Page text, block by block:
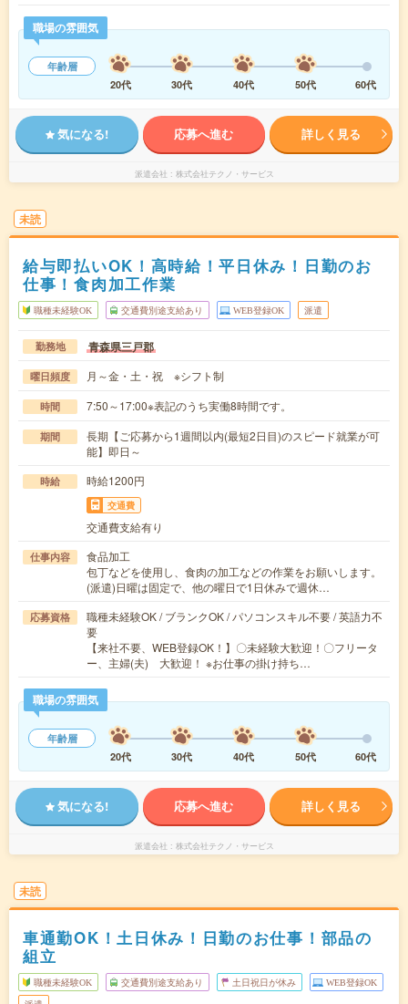
職場の雰囲気
年齢層
20代
30代 40代 50代 60代
気になる! 応募へ進む 詳しく見る
派遣会社 株式会社テクノ・サービス
未読
給与即払いOK！高時給！平日休み！日勤のお
仕事！食肉加工作業
職種未経験OK 交通費別途支給あり WEB登録OK 派遣
勤務地 青森県三戸郡
曜日頻度 月～金・土・祝 ※シフト制
時間 7:50～17:00※表記のうち実働8時間です。
期間
長期【ご応募から1週間以内(最短2日目)のスピード就業が可
能】即日～
時給 時給1200円
交通費
交通費支給有り
仕事内容
食品加工
包丁などを使用し、食肉の加工などの作業をお願いします。
(派遣)日曜は固定で、他の曜日で1日休みで週休…
応募資格
職種未経験OK / ブランクOK / パソコンスキル不要 / 英語力不
要
【来社不要、WEB登録OK！】〇未経験大歓迎！〇フリータ
ー、主婦(夫) 大歓迎！ ※お仕事の掛け持ち…
職場の雰囲気
年齢層
20代
30代 40代 50代 60代
気になる! 応募へ進む 詳しく見る
派遣会社 株式会社テクノ・サービス
未読
車通勤OK！土日休み！日勤のお仕事！部品の
組立
職種未経験OK 交通費別途支給あり 土日祝日が休み WEB登録OK